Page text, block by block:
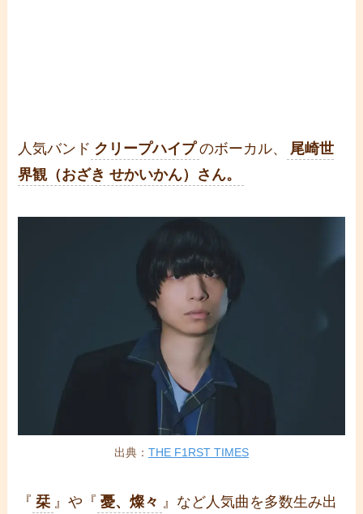
人気バンド クリープハイプ のボーカル、
尾崎世
界観（おざき せかいかん）さん。
出典： THE F1RST TIMES
『 栞 』や『 憂、燦々 』など人気曲を多数生み出